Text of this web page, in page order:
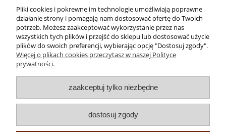
Pomoc
Moje konto
Płatności i dostawa
Informacje
Pliki cookies i pokrewne im technologie umożliwiają poprawne
działanie strony i pomagają nam dostosować ofertę do Twoich
potrzeb. Możesz zaakceptować wykorzystanie przez nas
wszystkich tych plików i przejść do sklepu lub dostosować użycie
plików do swoich preferencji, wybierając opcję "Dostosuj zgody".
Więcej o plikach cookies przeczytasz w naszej Polityce
prywatności.
zaakceptuj tylko niezbędne
dostosuj zgody